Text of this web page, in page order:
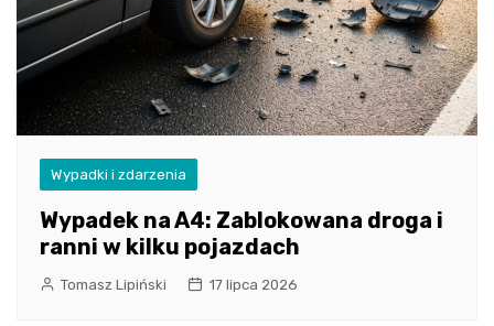
Wypadki i zdarzenia
Wypadek na A4: Zablokowana droga i
ranni w kilku pojazdach
Tomasz Lipiński 17 lipca 2026